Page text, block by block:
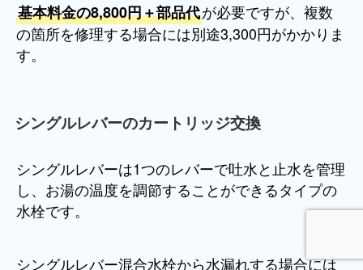
基本料金の8,800円＋部品代が必要ですが、複数
の箇所を修理する場合には別途3,300円がかかりま
す。
シングルレバーのカートリッジ交換
シングルレバーは1つのレバーで吐水と止水を管理
し、お湯の温度を調節することができるタイプの
水栓です。
シングルレバー混合水栓から水漏れする場合には